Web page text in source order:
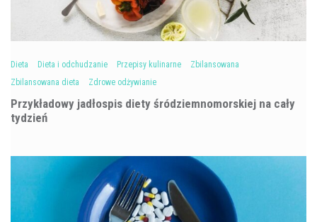
Dieta Dieta i odchudzanie Przepisy kulinarne
Zbilansowana
Zbilansowana dieta
Zdrowe odżywianie
Przykładowy jadłospis diety śródziemnomorskiej na cały
tydzień